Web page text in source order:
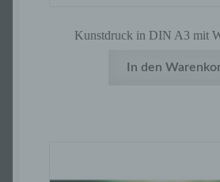
Kunstdruck in DIN A3 mit
In den